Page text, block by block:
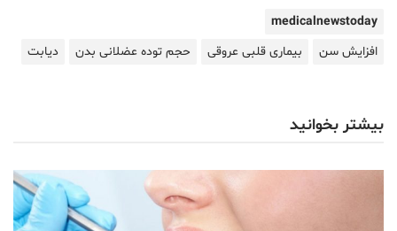
medicalnewstoday
افزایش سن
بیماری قلبی عروقی حجم توده عضلانی بدن دیابت
بیشتر بخوانید